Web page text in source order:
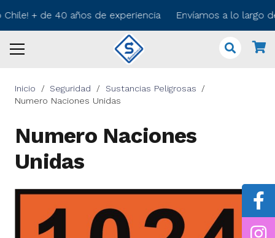
+ de 40 años de experiencia Envíamos a lo largo
Inicio / Seguridad / Sustancias Peligrosas
/
Numero Naciones Unidas
Numero Naciones
Unidas